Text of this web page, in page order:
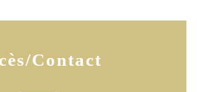
Contact